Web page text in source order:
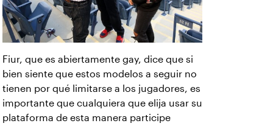
Fiur, que es abiertamente gay, dice que si
bien siente que estos modelos a seguir no
tienen por qué limitarse a los jugadores, es
importante que cualquiera que elija usar su
plataforma de esta manera participe